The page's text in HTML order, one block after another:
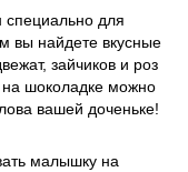
для
вы найдете вкусные
зайчиков и роз
шоколадке можно
вашей доченьке!
малышку на